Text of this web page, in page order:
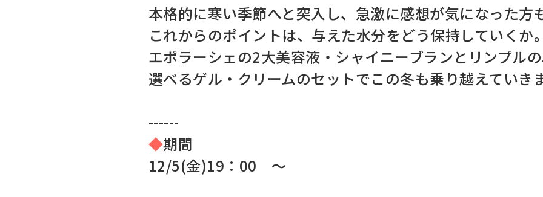
しわ・小じわ
肌荒れ
返品・交換・キャンセルに
よくあるご質問
プライバシーポリシー
本格的に寒い季節へと突入し、急激に感想が気になった方
これからのポイントは、与えた水分をどう保持していくか。
エポラーシェの2大美容液・シャイニーブランとリンプルの
選べるゲル・クリームのセットでこの冬も乗り越えていき
------
◆期間
12/5(金)19：00 ～